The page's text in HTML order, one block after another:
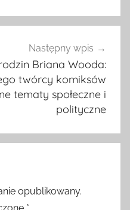
Następny wpis
Briana Wooda:
twórcy komiksów
tematy społeczne i
polityczne
opublikowany.
*